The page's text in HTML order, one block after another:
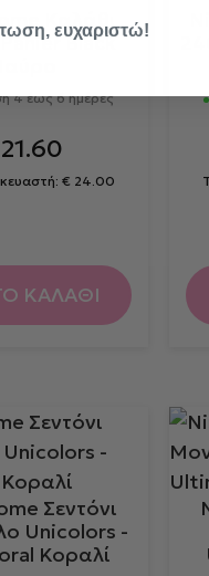
Καλάθι
Black
4 έως 6 ημέρες
€ 24.00
ΚΑΛΑΘΙ
Σεντόνι
Unicolors -
Κοραλί
ευχαριστώ!